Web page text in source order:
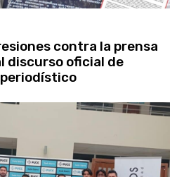
contra la prensa
discurso oficial de